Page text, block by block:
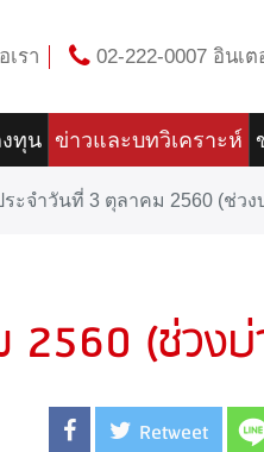
เรา 02-222-0007 อินเ
ทุน ข่าวและบทวิเคราะห์
ะจำวันที่ 3 ตุลาคม 2560 (ช่วง
2560 (ช่วง
Retweet